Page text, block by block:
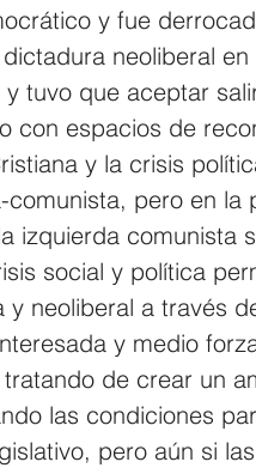
y fue
neoliberal
tuvo que aceptar
con espacios de
y la crisis
pero en la
izquierda comunista
social y política
y neoliberal a través
y medio
de crear un
las condiciones
pero aún si